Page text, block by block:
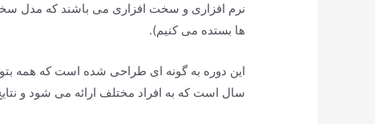
نرم افزاری و سخت افزاری می باشند که مدل
ها بستده می کنیم).
سال است که به افراد مختلف ارائه می شود و